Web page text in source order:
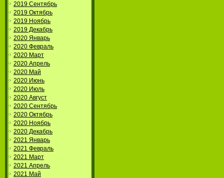
2019 Сентябрь
2019 Октябрь
2019 Ноябрь
2019 Декабрь
2020 Январь
2020 Февраль
2020 Март
2020 Апрель
2020 Май
2020 Июнь
2020 Июль
2020 Август
2020 Сентябрь
2020 Октябрь
2020 Ноябрь
2020 Декабрь
2021 Январь
2021 Февраль
2021 Март
2021 Апрель
2021 Май